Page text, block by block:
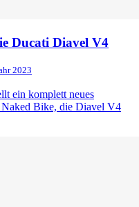
Ducati Diavel V4
2023
ein komplett neues
Naked Bike, die Diavel V4